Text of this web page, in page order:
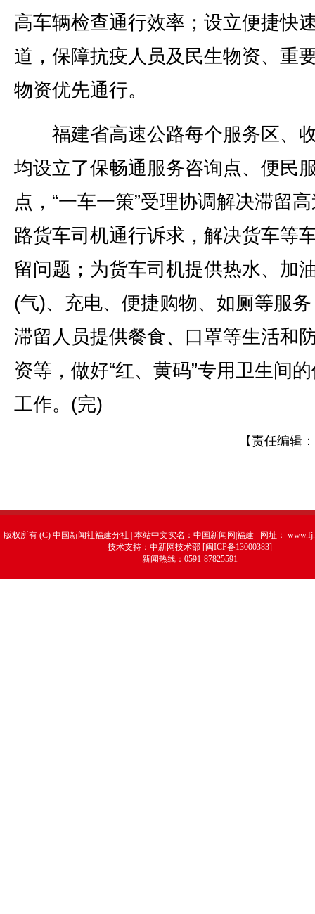
高车辆检查通行效率；设立便捷快
道，保障抗疫人员及民生物资、重
物资优先通行。
福建省高速公路每个服务区、
均设立了保畅通服务咨询点、便民
点，“一车一策”受理协调解决滞留
路货车司机通行诉求，解决货车等
留问题；为货车司机提供热水、加
(气)、充电、便捷购物、如厕等服
滞留人员提供餐食、口罩等生活和
资等，做好“红、黄码”专用卫生间
工作。(完)
【责任编辑：
版权所有 (C) 中国新闻社福建分社 | 本站中文实名：中国新闻网|福建 网址：
技术支持：中新网技术部 [闽ICP备13000383]
新闻热线：0591-87825591